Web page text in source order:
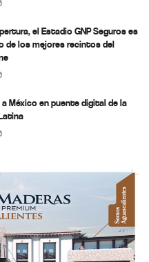
el Estadio GNP Seguros es
de los mejores recintos del
México en puente digital de la